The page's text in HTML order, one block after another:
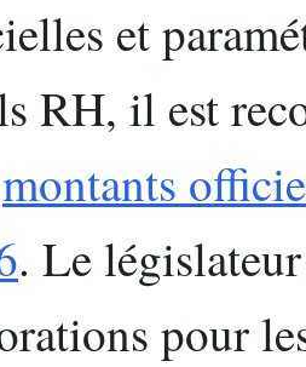
et
RH, il est
montants
. Le
pour